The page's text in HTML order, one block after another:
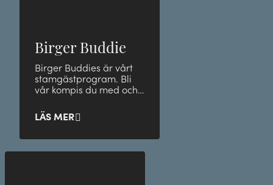
Birger Buddie
Birger Buddies är vårt
stamgästprogram. Bli
vår kompis du med och
medlemsförmåner och
rabatter.
LÄS MER